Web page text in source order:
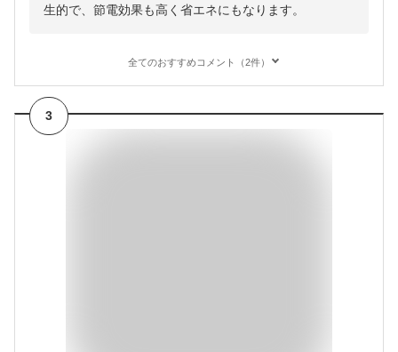
生的で、節電効果も高く省エネにもなります。
全てのおすすめコメント（2件）
3